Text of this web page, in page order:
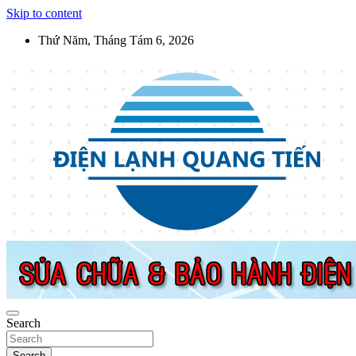
Skip to content
Thứ Năm, Tháng Tám 6, 2026
Điện Lạnh Quang Tiến
Sửa chữa thiết bị điện lạnh, điện dân dụng, thiết bị nhà bếp tại Hà
Search